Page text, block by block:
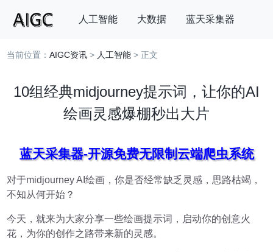
人工智能 大数据 蓝天采集器
搜索
当前位置：AIGC资讯 > 人工智能 > 正文
10组经典midjourney提示词，让你的AI
绘画灵感爆棚秒出大片
蓝天采集器-开源免费无限制云端爬虫系统
对于midjourney AI绘画，你是否经常缺乏灵感，思路枯竭，
不知从何开始？
今天，就来为大家分享一些绘画提示词，启动你的创意火
花，为你的创作之路带来新的灵感。